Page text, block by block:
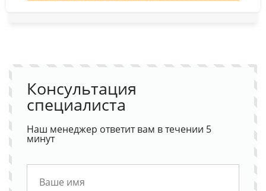
Консультация
специалиста
Наш менеджер ответит вам в течении 5
минут